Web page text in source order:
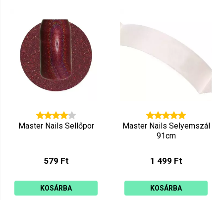
Master Nails Sellőpor
579 Ft
KOSÁRBA
Master Nails Selyemszál
91cm
1 499 Ft
KOSÁRBA